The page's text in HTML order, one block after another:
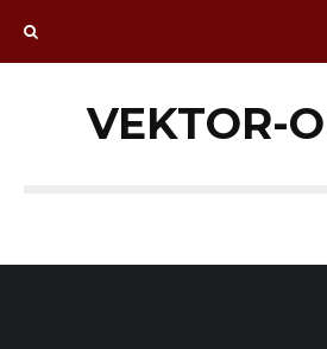
VEKTOR-